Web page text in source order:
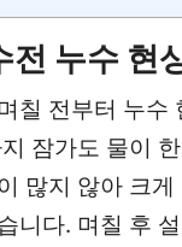
전 누수 현
칠 전부터 누수
잠가도 물이
많지 않아 크게
니다. 며칠 후